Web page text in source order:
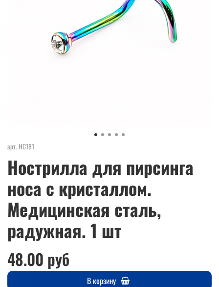
арт. НС181
Нострилла для пирсинга
носа с кристаллом.
Медицинская сталь,
радужная. 1 шт
48.00 руб
В корзину